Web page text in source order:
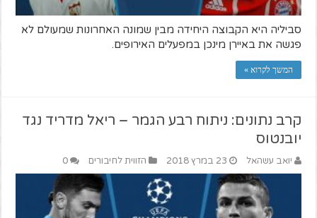
סביליה היא הקבוצה היחידה מבין שמונה האחרונות שמעולם לא
פגשה את באיירן מינכן במפעלים האירופים.
המשך לקרוא »
קרב נתונים: ניתוח רבע הגמר – ריאל מדריד נגד
יובנטוס
יואב עשהאל 23 במרץ 2018 הזווית לחיבורים 0